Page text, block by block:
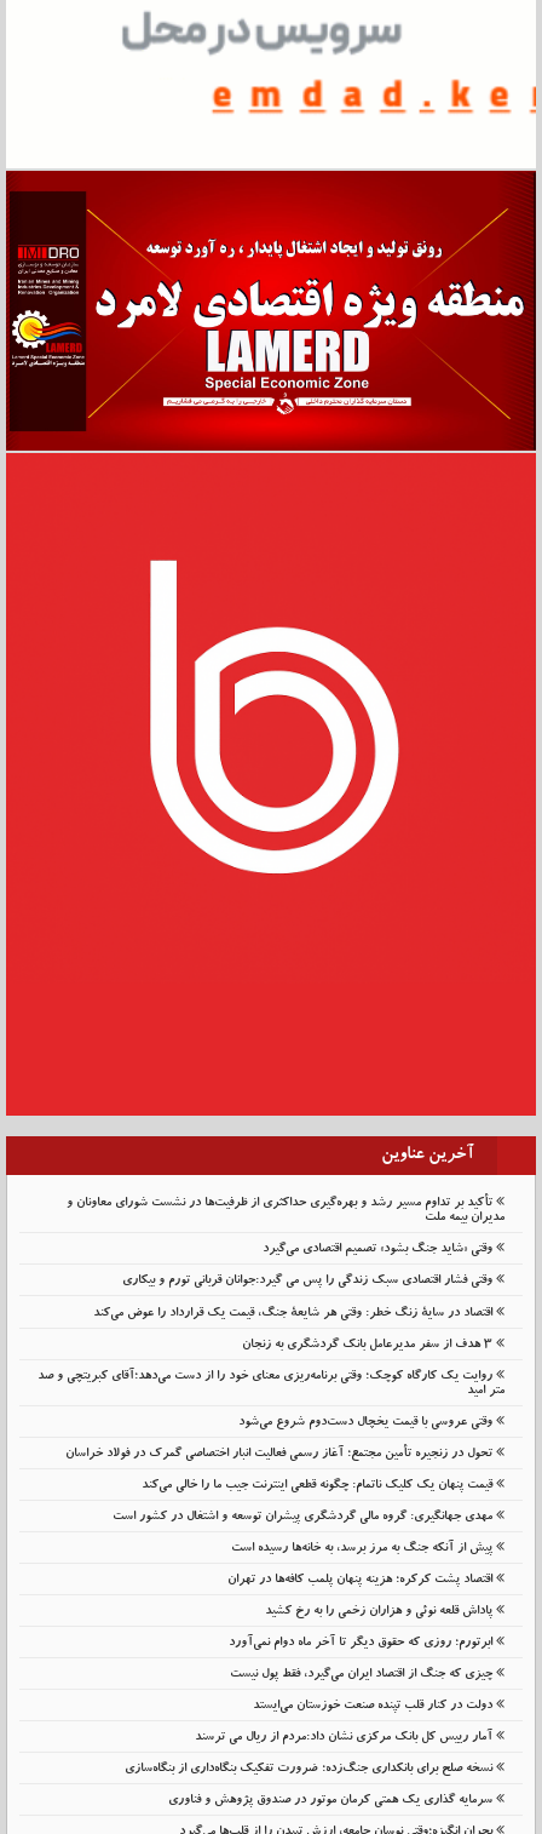
آخرین عناوین
تأکید بر تداوم مسیر رشد و بهره‌گیری حداکثری از ظرفیت‌ها در نشست شورای معاونان و
مدیران بیمه ملت
وقتی «شاید جنگ بشود» تصمیم اقتصادی می‌گیرد
وقتی فشار اقتصادی سبک زندگی را پس می گیرد:جوانان قربانی تورم و بیکاری
اقتصاد در سایهٔ زنگ خطر: وقتی هر شایعهٔ جنگ، قیمت یک قرارداد را عوض می‌کند
۳ هدف از سفر مدیرعامل بانک گردشگری به زنجان
روایت یک کارگاه کوچک؛ وقتی برنامه‌ریزی معنای خود را از دست می‌دهد؛آقای کبریتچی و صد
متر امید
وقتی عروسی با قیمت یخچال دست‌دوم شروع می‌شود
تحول در زنجیره تأمین مجتمع؛ آغاز رسمی فعالیت انبار اختصاصی گمرک در فولاد خراسان
قیمت پنهان یک کلیک ناتمام: چگونه قطعی اینترنت جیب ما را خالی می‌کند
مهدی جهانگیری: گروه مالی گردشگری پیشران توسعه و اشتغال در کشور است
پیش از آنکه جنگ به مرز برسد، به خانه‌ها رسیده است
اقتصاد پشت کرکره؛ هزینه پنهان پلمب کافه‌ها در تهران
پاداش قلعه نوئی و هزاران زخمی را به رخ کشید
ابرتورم؛ روزی که حقوق دیگر تا آخر ماه دوام نمی‌آورد
چیزی که جنگ از اقتصاد ایران می‌گیرد، فقط پول نیست
دولت در کنار قلب تپنده صنعت خوزستان می‌ایستد
آمار رییس کل بانک مرکزی نشان داد:مردم از ریال می ترسند
نسخه صلح برای بانکداری جنگ‌زده؛ ضرورت تفکیک بنگاه‌داری از بنگاه‌سازی
سرمایه گذاری یک همتی کرمان موتور در صندوق پژوهش و فناوری